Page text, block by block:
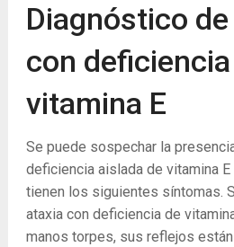
Diagnóstico
con
vitamina E
Se puede sospechar la
deficiencia aislada de vitamina
tienen los siguientes síntomas.
ataxia con deficiencia de
manos torpes, sus reflejos